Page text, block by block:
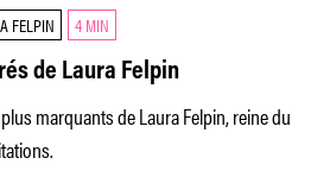
FELPIN 4 MIN
de Laura Felpin
marquants de Laura Felpin, reine du